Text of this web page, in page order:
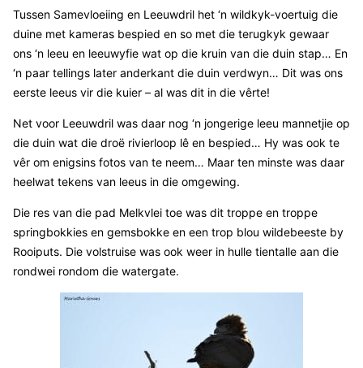
Tussen Samevloeiing en Leeuwdril het ‘n wildkyk-voertuig die
duine met kameras bespied en so met die terugkyk gewaar
ons ‘n leeu en leeuwyfie wat op die kruin van die duin stap… En
‘n paar tellings later anderkant die duin verdwyn… Dit was ons
eerste leeus vir die kuier – al was dit in die vêrte!
Net voor Leeuwdril was daar nog ‘n jongerige leeu mannetjie op
die duin wat die droë rivierloop lê en bespied… Hy was ook te
vêr om enigsins fotos van te neem… Maar ten minste was daar
heelwat tekens van leeus in die omgewing.
Die res van die pad Melkvlei toe was dit troppe en troppe
springbokkies en gemsbokke en een trop blou wildebeeste by
Rooiputs. Die volstruise was ook weer in hulle tientalle aan die
rondwei rondom die watergate.